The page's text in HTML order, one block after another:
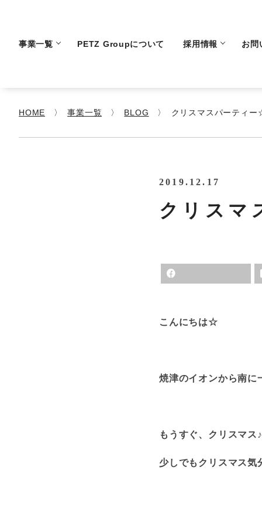
事業一覧 PETZ Groupについて 採用情報 お問
HOME 事業一覧 BLOG クリスマスパーティー
2019.12.17
クリスマ
こんにちは☆
焼津のイオンから南に
もうすぐ、クリスマス
少しでもクリスマス気